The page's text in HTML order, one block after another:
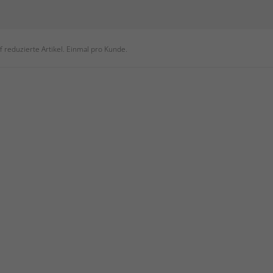
reduzierte Artikel. Einmal pro Kunde.